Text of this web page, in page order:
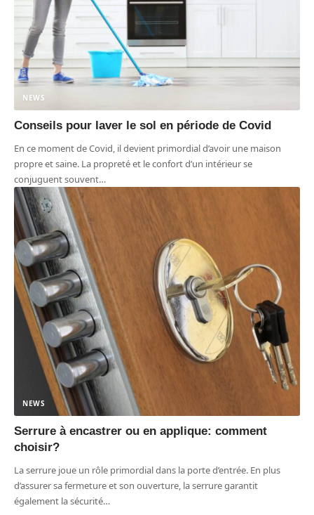
NEWS
Conseils pour laver le sol en période de Covid
En ce moment de Covid, il devient primordial d’avoir une maison
propre et saine. La propreté et le confort d’un intérieur se
conjuguent souvent…
NEWS
Serrure à encastrer ou en applique: comment
choisir?
La serrure joue un rôle primordial dans la porte d’entrée. En plus
d’assurer sa fermeture et son ouverture, la serrure garantit
également la sécurité…